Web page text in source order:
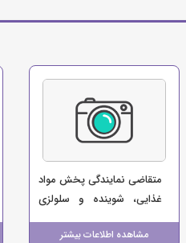
مشاهده اطلاعات بیشتر
متقاضی نمایندگی پخش مواد
غذایی، شوینده و سلولزی
(صالحی)